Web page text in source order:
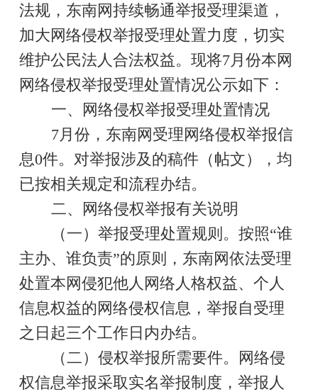
法规，东南网持续畅通举报受理渠道，
加大网络侵权举报受理处置力度，切实
维护公民法人合法权益。现将7月份本网
网络侵权举报受理处置情况公示如下：
一、网络侵权举报受理处置情况
7月份，东南网受理网络侵权举报信
息0件。对举报涉及的稿件（帖文），均
已按相关规定和流程办结。
二、网络侵权举报有关说明
（一）举报受理处置规则。按照“谁
主办、谁负责”的原则，东南网依法受理
处置本网侵犯他人网络人格权益、个人
信息权益的网络侵权信息，举报自受理
之日起三个工作日内办结。
（二）侵权举报所需要件。网络侵
权信息举报采取实名举报制度，举报人